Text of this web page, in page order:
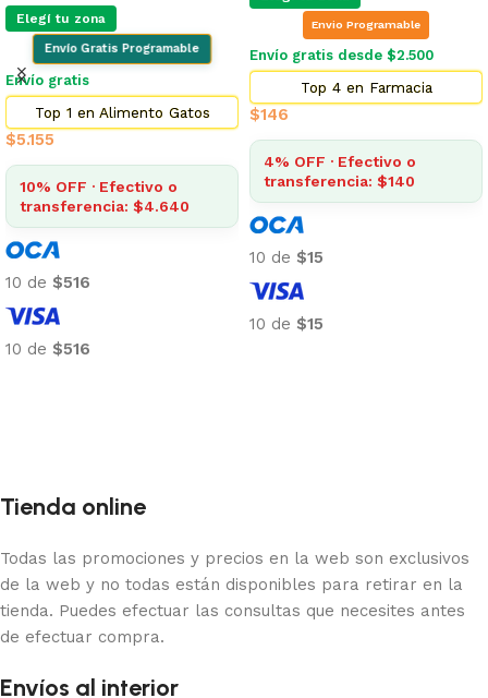
Elegí tu zona
Envío Gratis Programable
Envío gratis
Top 1 en Alimento Gatos
$5.155
10% OFF · Efectivo o
transferencia: $4.640
10 de $516
10 de $516
Envio Programable
Envío gratis desde $2.500
Top 4 en Farmacia
$146
4% OFF · Efectivo o
transferencia: $140
10 de $15
10 de $15
Tienda online
Todas las promociones y precios en la web son exclusivos
de la web y no todas están disponibles para retirar en la
tienda. Puedes efectuar las consultas que necesites antes
de efectuar compra.
Envíos al interior